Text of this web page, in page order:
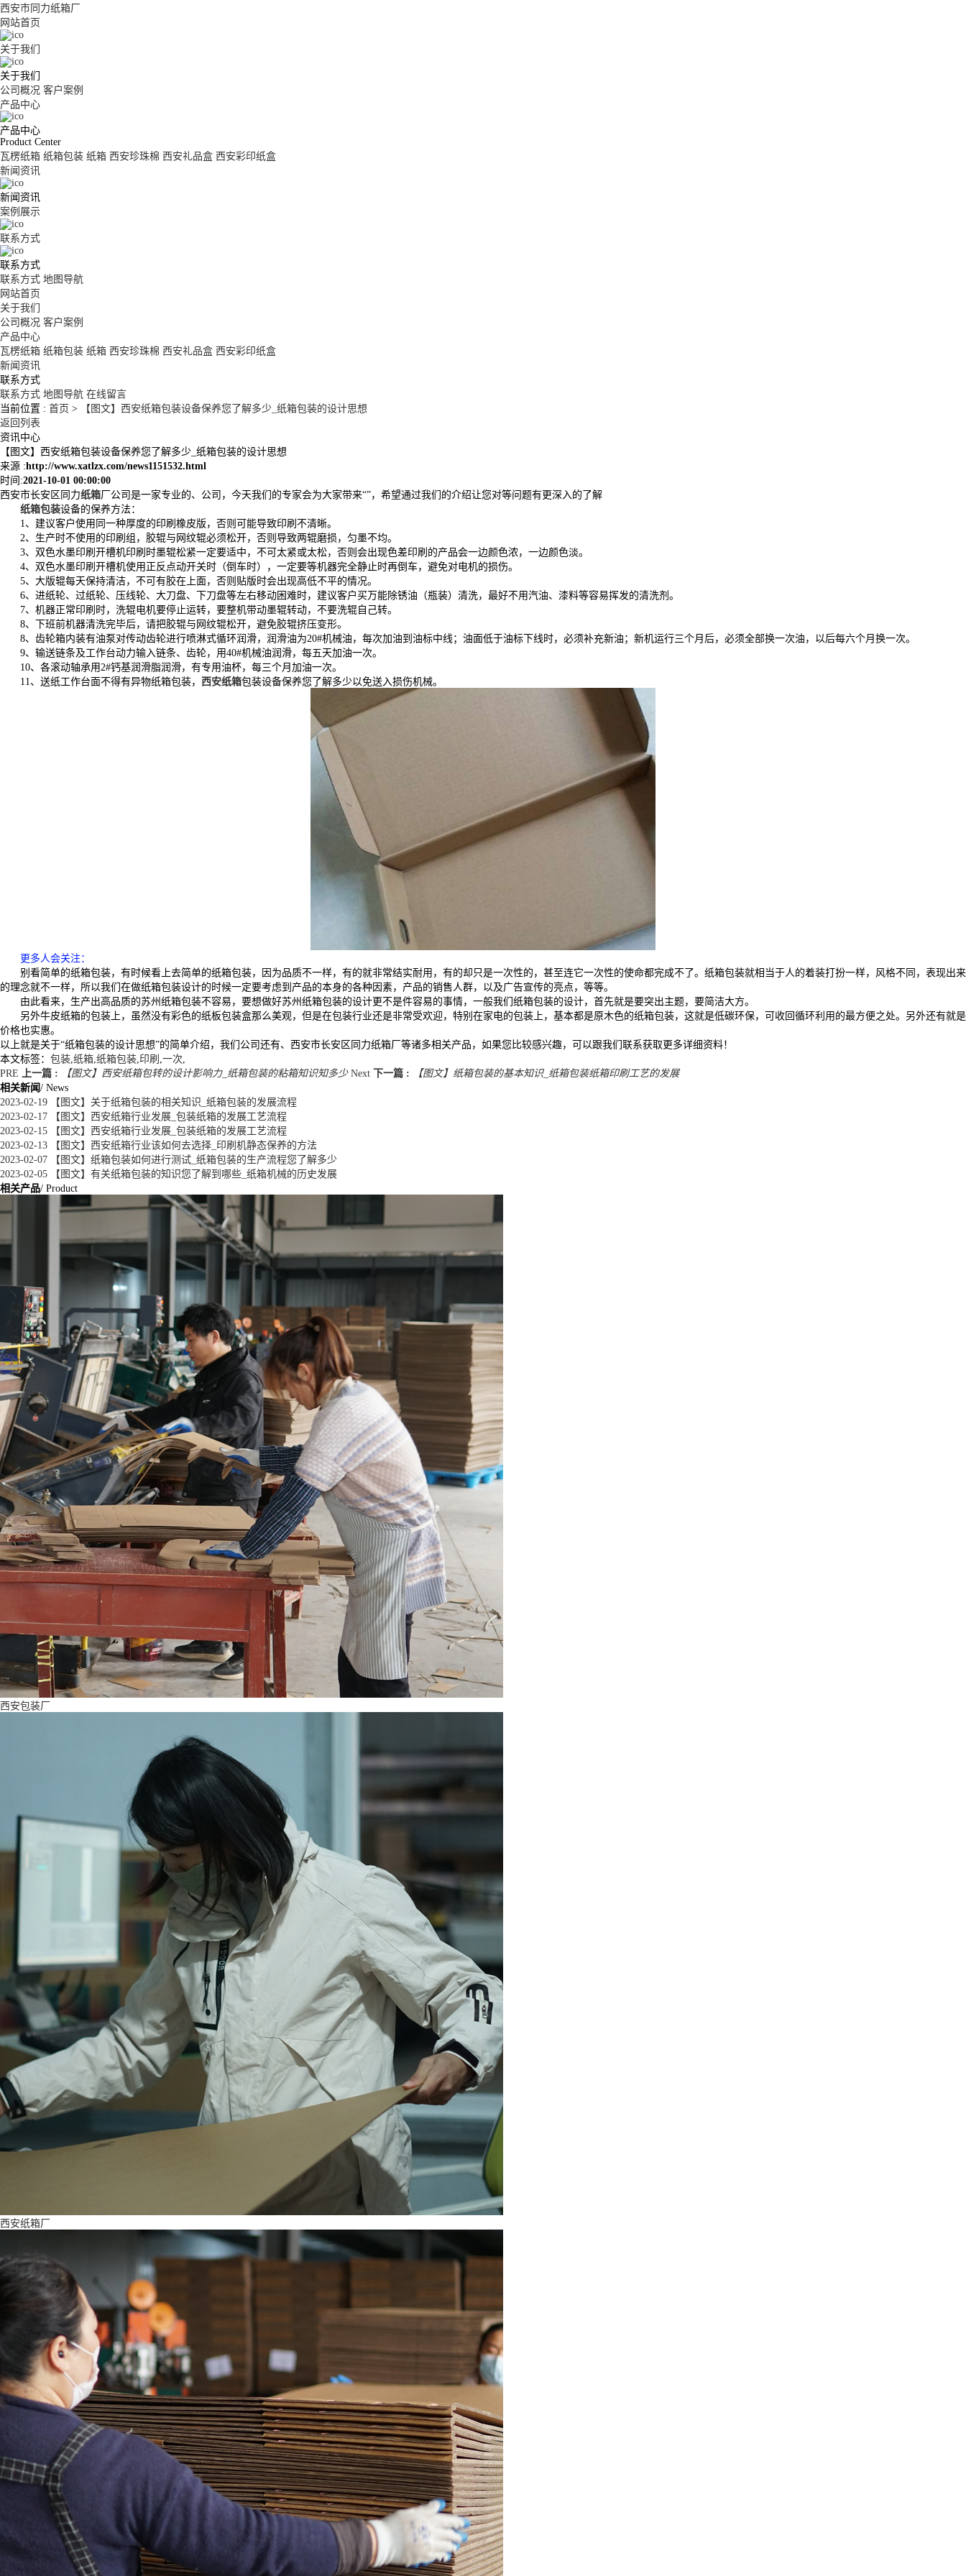
西安市同力纸箱厂
网站首页
关于我们
关于我们
公司概况 客户案例
产品中心
产品中心
Product Center
瓦楞纸箱 纸箱包装 纸箱 西安珍珠棉 西安礼品盒 西安彩印纸盒
新闻资讯
新闻资讯
案例展示
联系方式
联系方式
联系方式 地图导航
网站首页
关于我们
公司概况 客户案例
产品中心
瓦楞纸箱 纸箱包装 纸箱 西安珍珠棉 西安礼品盒 西安彩印纸盒
新闻资讯
联系方式
联系方式 地图导航 在线留言
当前位置 : 首页 >
【图文】西安纸箱包装设备保养您了解多少_纸箱包装的设计思想
返回列表
资讯中心
【图文】西安纸箱包装设备保养您了解多少_纸箱包装的设计思想
来源 :http://www.xatlzx.com/news1151532.html
时间:2021-10-01 00:00:00
西安市长安区同力纸箱厂公司是一家专业的、公司，今天我们的专家会为大家带来“”，希望通过我们的介绍让您对等问题有更深入的了解
纸箱包装设备的保养方法：
1、建议客户使用同一种厚度的印刷橡皮版，否则可能导致印刷不清晰。
2、生产时不使用的印刷组，胶辊与网纹辊必须松开，否则导致两辊磨损，匀墨不均。
3、双色水墨印刷开槽机印刷时墨辊松紧一定要适中，不可太紧或太松，否则会出现色差印刷的产品会一边颜色浓，一边颜色淡。
4、双色水墨印刷开槽机使用正反点动开关时（倒车时），一定要等机器完全静止时再倒车，避免对电机的损伤。
5、大版辊每天保持清洁，不可有胶在上面，否则贴版时会出现高低不平的情况。
6、进纸轮、过纸轮、压线轮、大刀盘、下刀盘等左右移动困难时，建议客户买万能除锈油（瓶装）清洗，最好不用汽油、漆料等容易挥发的清洗剂。
7、机器正常印刷时，洗辊电机要停止运转，要整机带动墨辊转动，不要洗辊自己转。
8、下班前机器清洗完毕后，请把胶辊与网纹辊松开，避免胶辊挤压变形。
8、齿轮箱内装有油泵对传动齿轮进行喷淋式循环润滑，润滑油为20#机械油，每次加油到油标中线；油面低于油标下线时，必须补充新油；新机运行三个月后，必须全部换一次油，以后每六个月换一次。
9、输送链条及工作台动力输入链条、齿轮，用40#机械油润滑，每五天加油一次。
10、各滚动轴承用2#钙基润滑脂润滑，有专用油杯，每三个月加油一次。
11、送纸工作台面不得有异物纸箱包装， 西安纸箱包装设备保养您了解多少以免送入损伤机械。
更多人会关注：
别看简单的纸箱包装，有时候看上去简单的纸箱包装，因为品质不一样，有的就非常结实耐用，有的却只是一次性的，甚至连它一次性的使命都完成不了。纸箱包装就相当于人的着装打扮一样，风格不同，表现出来
的理念就不一样，所以我们在做纸箱包装设计的时候一定要考虑到产品的本身的各种因素，产品的销售人群，以及广告宣传的亮点，等等。
由此看来，生产出高品质的苏州纸箱包装不容易，要想做好苏州纸箱包装的设计更不是件容易的事情，一般我们纸箱包装的设计，首先就是要突出主题，要简洁大方。
另外牛皮纸箱的包装上，虽然没有彩色的纸板包装盒那么美观，但是在包装行业还是非常受欢迎，特别在家电的包装上，基本都是原木色的纸箱包装，这就是低碳环保，可收回循环利用的最方便之处。另外还有就是
价格也实惠。
以上就是关于“纸箱包装的设计思想”的简单介绍，我们公司还有、西安市长安区同力纸箱厂等诸多相关产品，如果您比较感兴趣，可以跟我们联系获取更多详细资料！
本文标签： 包装 纸箱 纸箱包装 印刷 一次
PRE
上一篇 : 【图文】西安纸箱包转的设计影响力_纸箱包装的粘箱知识知多少 Next 下一篇 :
【图文】纸箱包装的基本知识_纸箱包装纸箱印刷工艺的发展
相关新闻/ News
2023-02-19 【图文】关于纸箱包装的相关知识_纸箱包装的发展流程
2023-02-17 【图文】西安纸箱行业发展_包装纸箱的发展工艺流程
2023-02-15 【图文】西安纸箱行业发展_包装纸箱的发展工艺流程
2023-02-13 【图文】西安纸箱行业该如何去选择_印刷机静态保养的方法
2023-02-07 【图文】纸箱包装如何进行测试_纸箱包装的生产流程您了解多少
2023-02-05 【图文】有关纸箱包装的知识您了解到哪些_纸箱机械的历史发展
相关产品/ Product
西安包装厂
西安纸箱厂